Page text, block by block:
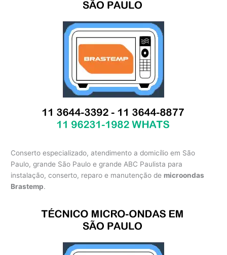
Conserto especializado, atendimento a domicílio em São
Paulo, grande São Paulo e grande ABC Paulista para
instalação, conserto, reparo e manutenção de microondas
Brastemp.